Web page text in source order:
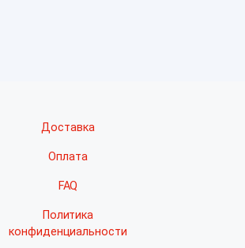
количество производителей
длительное время, она
и другие преимущества:
Доставка
Оплата
FAQ
Политика
конфиденциальности